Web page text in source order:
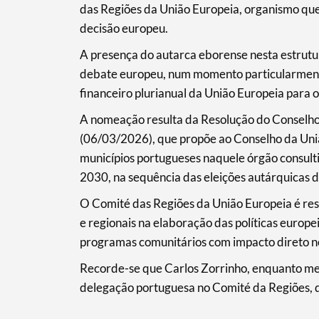
Filtros
das Regiões da União Europeia, organismo
decisão europeu.
A presença do autarca eborense nesta
debate europeu, num momento
financeiro plurianual da União Europeia para
A nomeação resulta da Resolução do
(06/03/2026), que propõe ao Conselho da
municípios portugueses naquele órgão
2030, na sequência das eleições autárquicas
O Comité das Regiões da União Europeia é
e regionais na elaboração das políticas
programas comunitários com impacto direto
Recorde-se que Carlos Zorrinho, enquanto
delegação portuguesa no Comité da